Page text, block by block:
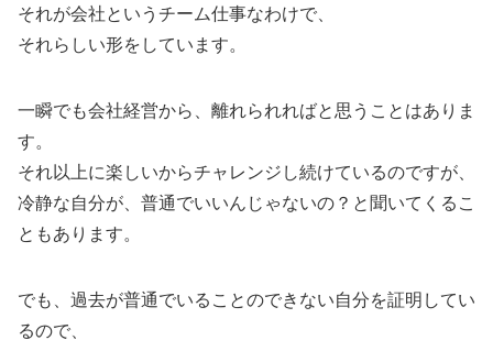
それが会社というチーム仕事なわけで、
それらしい形をしています。
一瞬でも会社経営から、離れられればと思うことはありま
す。
それ以上に楽しいからチャレンジし続けているのですが、
冷静な自分が、普通でいいんじゃないの？と聞いてくるこ
ともあります。
でも、過去が普通でいることのできない自分を証明してい
るので、